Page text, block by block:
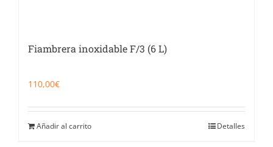
Fiambrera inoxidable F/3 (6 L)
110,00€
Añadir al carrito Detalles